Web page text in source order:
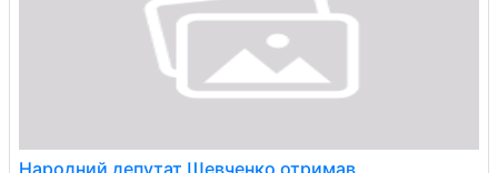
Народний депутат Шевченко отримав